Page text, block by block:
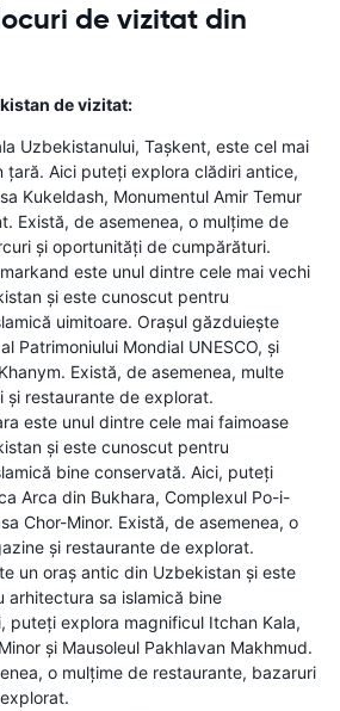
de vizitat din
de vizitat:
Uzbekistanului, Tașkent, este cel mai
țară. Aici puteți explora clădiri antice,
Kukeldash, Monumentul Amir Temur
Există, de asemenea, o mulțime de
și oportunități de cumpărături.
este unul dintre cele mai vechi
și este cunoscut pentru
uimitoare. Orașul găzduiește
Patrimoniului Mondial UNESCO, și
Există, de asemenea, multe
și restaurante de explorat.
este unul dintre cele mai faimoase
și este cunoscut pentru
bine conservată. Aici, puteți
Arca din Bukhara, Complexul Po-i-
Chor-Minor. Există, de asemenea, o
și restaurante de explorat.
un oraș antic din Uzbekistan și este
arhitectura sa islamică bine
puteți explora magnificul Itchan Kala,
și Mausoleul Pakhlavan Makhmud.
o mulțime de restaurante, bazaruri